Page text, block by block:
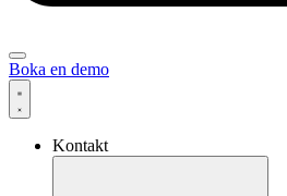
Boka en demo
Kontakt